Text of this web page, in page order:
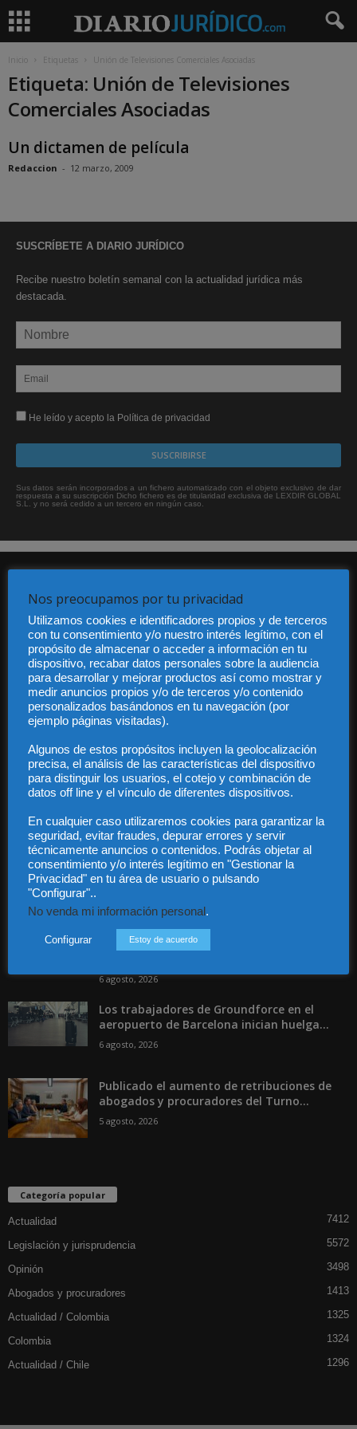
Inicio Etiquetas Unión de Televisiones Comerciales Asociadas
Etiqueta: Unión de Televisiones
Comerciales Asociadas
Un dictamen de película
Redaccion - 12 marzo, 2009
SUSCRÍBETE A DIARIO JURÍDICO
Recibe nuestro boletín semanal con la actualidad jurídica más
destacada.
He leído y acepto la Política de privacidad
Sus datos serán incorporados a un fichero automatizado con el objeto exclusivo de dar
respuesta a su suscripción Dicho fichero es de titularidad exclusiva de LEXDIR GLOBAL
S.L. y no será cedido a un tercero en ningún caso.
Audiencia y Publicidad
Quiénes somos
Legal
Privacidad
Contacto
Contáctanos: info@diariojuridico.com
Incluso más noticias
Las empresas se exponen a
responsabilidades penales por una
6 agosto, 2026
Los trabajadores de Groundforce en el
aeropuerto de Barcelona inician huelga...
6 agosto, 2026
Publicado el aumento de retribuciones de
abogados y procuradores del Turno...
5 agosto, 2026
Categoría popular
Actualidad 7412
Legislación y jurisprudencia 5572
Opinión 3498
Abogados y procuradores 1413
Actualidad / Colombia 1325
Colombia 1324
Actualidad / Chile 1296
Nos preocupamos por tu privacidad
Utilizamos cookies e identificadores propios y de terceros
con tu consentimiento y/o nuestro interés legítimo, con el
propósito de almacenar o acceder a información en tu
dispositivo, recabar datos personales sobre la audiencia
para desarrollar y mejorar productos así como mostrar y
medir anuncios propios y/o de terceros y/o contenido
personalizados basándonos en tu navegación (por
ejemplo páginas visitadas).
Algunos de estos propósitos incluyen la geolocalización
precisa, el análisis de las características del dispositivo
para distinguir los usuarios, el cotejo y combinación de
datos off line y el vínculo de diferentes dispositivos.
En cualquier caso utilizaremos cookies para garantizar la
seguridad, evitar fraudes, depurar errores y servir
técnicamente anuncios o contenidos. Podrás objetar al
consentimiento y/o interés legítimo en "Gestionar la
Privacidad" en tu área de usuario o pulsando
"Configurar"..
No venda mi información personal.
Configurar Estoy de acuerdo